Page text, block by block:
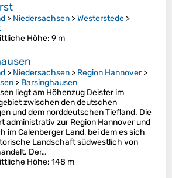
> Niedersachsen >Westerstede >
Höhe: 9 m
> Niedersachsen > Region Hannover>
> Barsinghausen
liegt am Höhenzug Deister im
zwischen den deutschen
und dem norddeutschen Tiefland. Die
administrativ zur Region Hannover und
im Calenberger Land, bei dem es sich
Landschaft südwestlich von
Der…
Höhe: 148 m